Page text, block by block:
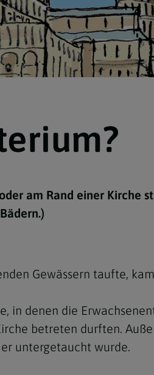
am Rand einer Kirche
Gewässern taufte,
denen die
betreten durften.
untergetaucht wurde.